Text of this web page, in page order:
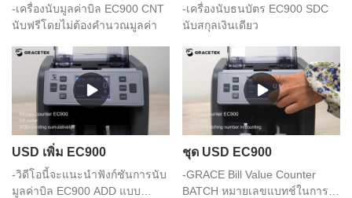
-เครื่องนับมูลค่าบิล EC900 CNT
นับฟรีโดยไม่ต้องคำนวณมูลค่า
-เครื่องนับธนบัตร EC900 SDC
นับสกุลเงินเดียว
USD เพิ่ม EC900
-วิดีโอนี้จะแนะนำฟังก์ชันการนับ
มูลค่าบิล EC900 ADD แบบ
ชุด USD EC900
-GRACE Bill Value Counter
BATCH หมายเลขแบทช์ในการ